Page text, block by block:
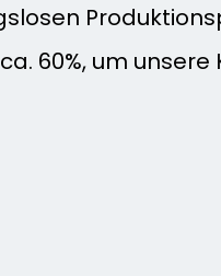
60%, um unsere